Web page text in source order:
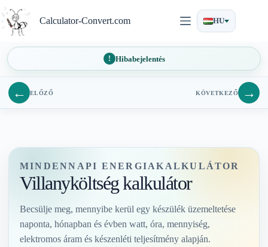
a
tartalomra
Calculator-Convert.com HU
Hibabejelentés
← ELŐZŐ KÖVETKEZŐ →
MINDENNAPI ENERGIAKALKULÁTOR
Villanyköltség kalkulátor
Becsülje meg, mennyibe kerül egy készülék üzemeltetése
naponta, hónapban és évben watt, óra, mennyiség,
elektromos áram és készenléti teljesítmény alapján.